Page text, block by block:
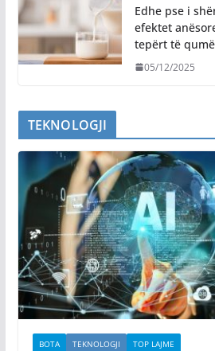
Edhe pse i
efektet
tepërt të
05/12/2025
TEKNOLOGJI
BOTA TEKNOLOGJI TOP LAJME